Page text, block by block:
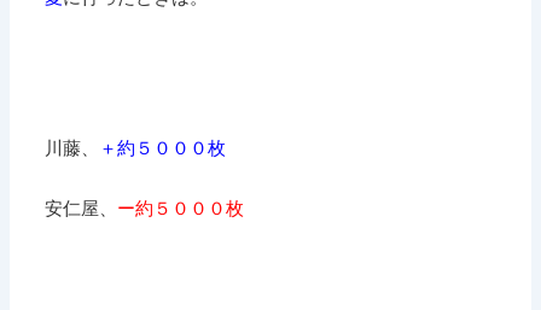
川藤、 ＋約５０００枚
安仁屋、 ー約５０００枚